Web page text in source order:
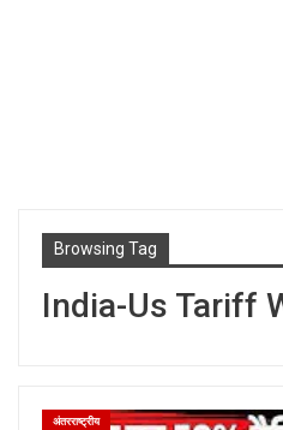
Browsing Tag
India-Us Tariff
अंतरराष्ट्रीय